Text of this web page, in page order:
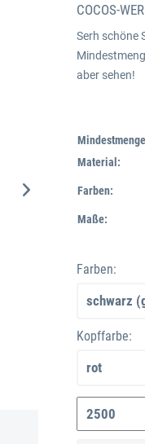
COCOS-
Serh schöne
aber sehen!
Material:
Farben:
Maße:
Farben:
Kopffarbe: